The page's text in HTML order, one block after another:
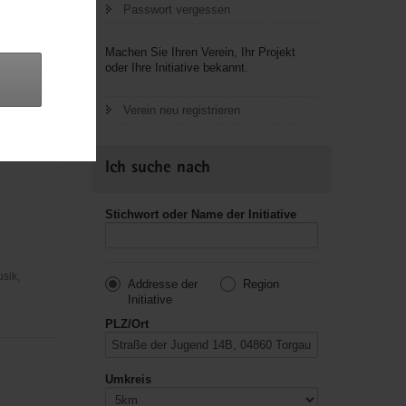
Passwort vergessen
Machen Sie Ihren Verein, Ihr Projekt
oder Ihre Initiative bekannt.
Verein neu registrieren
Ich suche nach
Stichwort oder Name der Initiative
Addresse der
Initiative
Region
PLZ/Ort
Umkreis